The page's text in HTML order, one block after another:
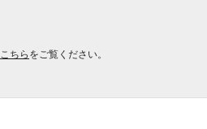
こちらをご覧ください。